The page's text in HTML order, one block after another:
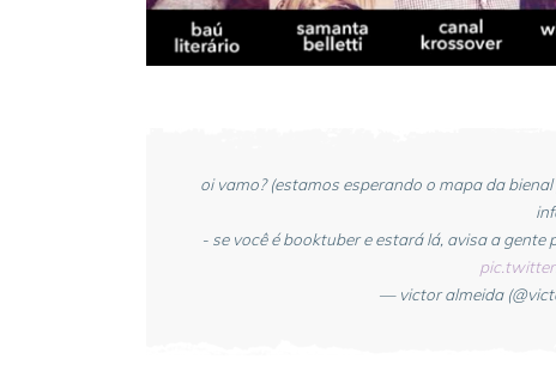
oi vamo? (estamos esperando o mapa da
- se você é booktuber e estará lá, avisa a
— victor almeida